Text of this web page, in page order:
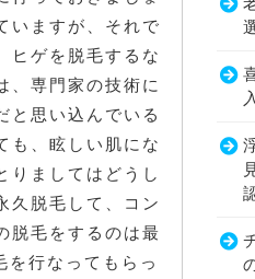
いますが、それで
ヒゲを脱毛するな
、専門家の技術に
と思い込んでいる
も、眩しい肌にな
りましてはどうし
久脱毛して、コン
脱毛をするのは最
行なってもらっ